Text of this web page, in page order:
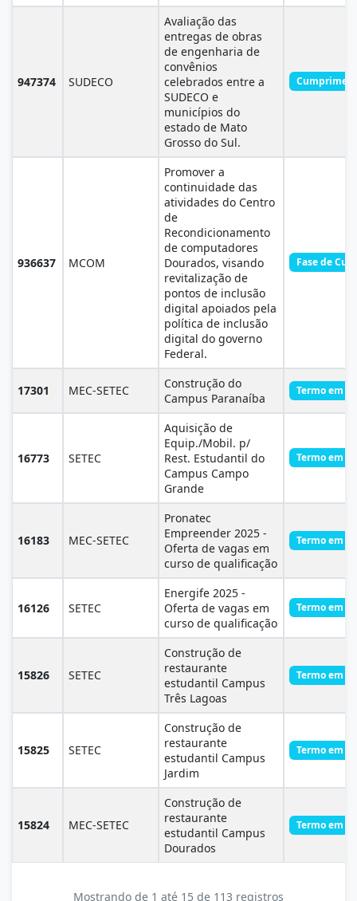
947374 SUDECO
Avaliação das
entregas de obras
de engenharia de
convênios
celebrados entre a
SUDECO e
municípios do
estado de Mato
Grosso do Sul.
936637 MCOM
Promover a
continuidade das
atividades do Centro
de
Recondicionamento
de computadores
Dourados, visando
revitalização de
pontos de inclusão
digital apoiados pela
política de inclusão
digital do governo
Federal.
Fase de
17301 MEC-SETEC
Construção do
Campus Paranaíba
Termo em
16773 SETEC
Aquisição de
Equip./Mobil. p/
Rest. Estudantil do
Campus Campo
Grande
Termo em
16183 MEC-SETEC
Pronatec
Empreender 2025 -
Oferta de vagas em
curso de qualificação
Termo em
16126 SETEC
Energife 2025 -
Oferta de vagas em
curso de qualificação
Termo em
15826 SETEC
Construção de
restaurante
estudantil Campus
Três Lagoas
Termo em
15825 SETEC
Construção de
restaurante
estudantil Campus
Jardim
Termo em
15824 MEC-SETEC
Construção de
restaurante
estudantil Campus
Dourados
Termo em
Mostrando de 1 até 15 de 113 registros